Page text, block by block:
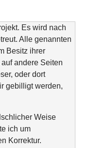
Es wird nach
Alle genannten
Besitz ihrer
andere Seiten
oder dort
gebilligt werden,
Weise
ich um
Korrektur.